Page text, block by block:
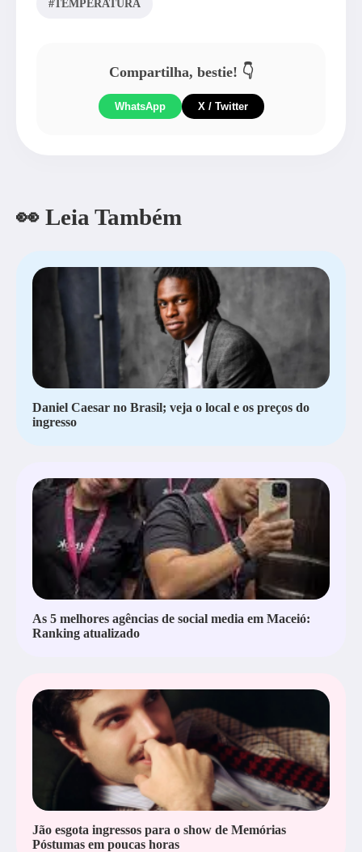
#TEMPERATURA
Compartilha, bestie! 👇
WhatsApp X / Twitter
👀 Leia Também
Daniel Caesar no Brasil; veja o local e os preços do
ingresso
As 5 melhores agências de social media em Maceió:
Ranking atualizado
Jão esgota ingressos para o show de Memórias
Póstumas em poucas horas